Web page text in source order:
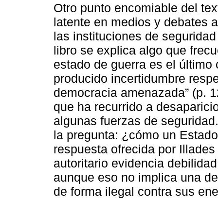
Otro punto encomiable del
latente en medios y debates
las instituciones de
libro se explica algo que
estado de guerra es el
producido incertidumbre
democracia amenazada” (p.
que ha recurrido a
algunas fuerzas de
la pregunta: ¿cómo un
respuesta ofrecida por
autoritario evidencia
aunque eso no implica una
de forma ilegal contra sus